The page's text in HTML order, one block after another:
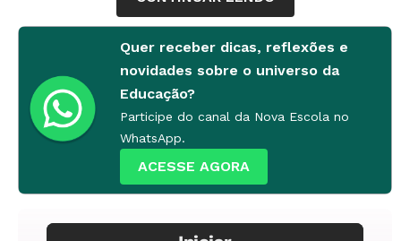
Comum Curricular. “Todos os conteúdos,
objetivos, habilidades, procedimentos partem
de um trabalho com texto, em que a língua se
concretiza”, diz.
Quer receber dicas, reflexões e
novidades sobre o universo da
Educação?
Participe do canal da Nova Escola no
WhatsApp.
ACESSE AGORA